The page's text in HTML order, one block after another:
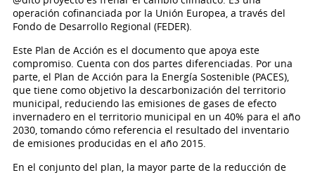
operación cofinanciada por la Unión Europea, a través del
Fondo de Desarrollo Regional (FEDER).
Este Plan de Acción es el documento que apoya este
compromiso. Cuenta con dos partes diferenciadas. Por una
parte, el Plan de Acción para la Energía Sostenible (PACES),
que tiene como objetivo la descarbonización del territorio
municipal, reduciendo las emisiones de gases de efecto
invernadero en el territorio municipal en un 40% para el año
2030, tomando cómo referencia el resultado del inventario
de emisiones producidas en el año 2015.
En el conjunto del plan, la mayor parte de la reducción de